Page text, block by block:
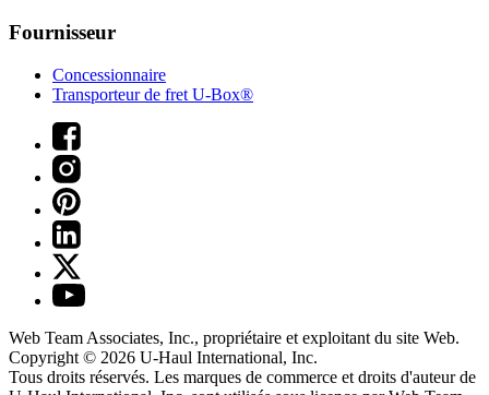
Fournisseur
Concessionnaire
Transporteur de fret U-Box®
Web Team Associates, Inc., propriétaire et exploitant du site Web.
Copyright © 2026 U-Haul International, Inc.
Tous droits réservés. Les marques de commerce et droits d'auteur de